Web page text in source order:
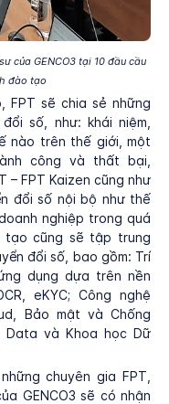
của GENCO3 tại 10 đầu cầu
đào tạo
FPT sẽ chia sẻ những
số, như: khái niệm,
nào trên thế giới, một
công và thất bại,
– FPT Kaizen cũng như
đổi số nội bộ như thế
nghiệp trong quá
tạo cũng sẽ tập trung
đổi số, bao gồm: Trí
dụng dựa trên nền
eKYC; Công nghệ
Bảo mật và Chống
và Khoa học Dữ
chuyên gia FPT,
GENCO3 sẽ có nhận